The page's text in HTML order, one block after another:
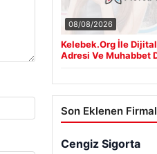
08/08/2026
Kelebek.Org İle
Adresi Ve Muhabbet
Son Eklenen